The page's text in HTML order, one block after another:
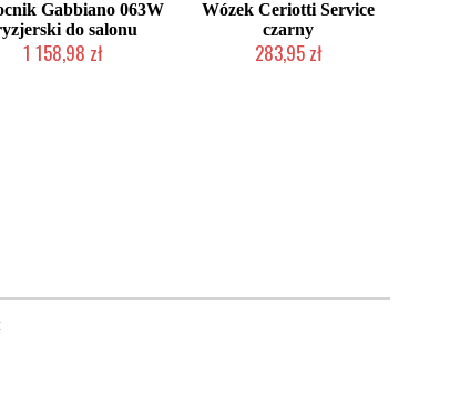
Gabbiano 063W
do salonu
1 158,98 zł
Wózek Ceriotti Service
czarny
283,95 zł